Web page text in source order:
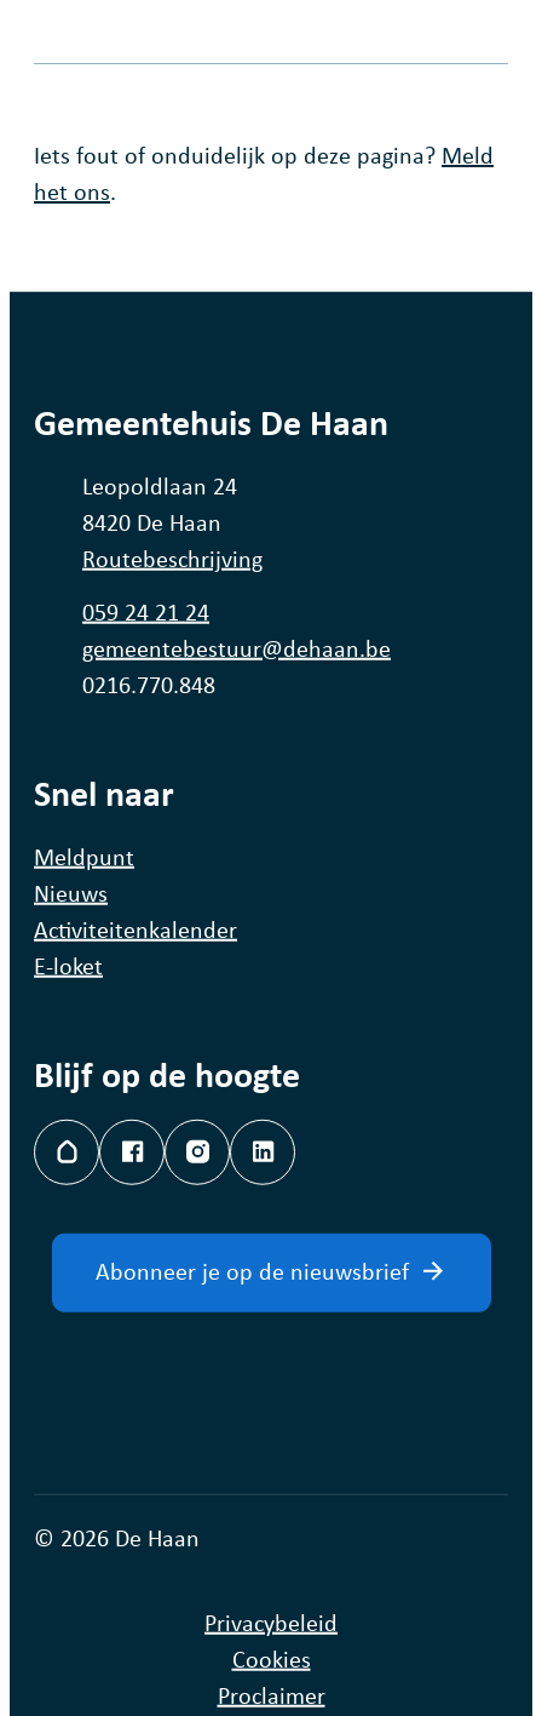
Fout op deze pagina
Iets fout of onduidelijk op deze pagina? Meld
het ons.
contact
Gemeentehuis De Haan
AdresLeopoldlaan 24
,8420 De Haan
Routebeschrijving
059 24 21 24
E-mailgemeentebestuur@dehaan.be
Ondernemingsnummer
0216.770.848
Snel naar
Meldpunt
Nieuws
Activiteitenkalender
E-loket
Blijf op de hoogte
Hoplr FacebookInstagramLinkedIn
Abonneer je op de nieuwsbrief
© 2026 De Haan
Privacybeleid
Cookies
Proclaimer